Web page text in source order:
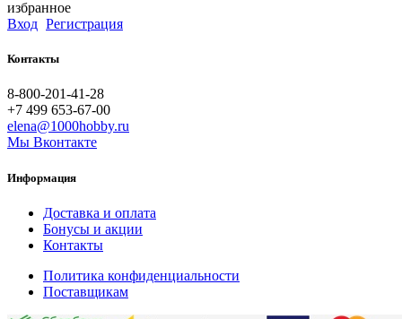
избранное
Вход Регистрация
Контакты
8-800-201-41-28
+7 499 653-67-00
elena@1000hobby.ru
Мы Вконтакте
Информация
Доставка и оплата
Бонусы и акции
Контакты
Политика конфиденциальности
Поставщикам